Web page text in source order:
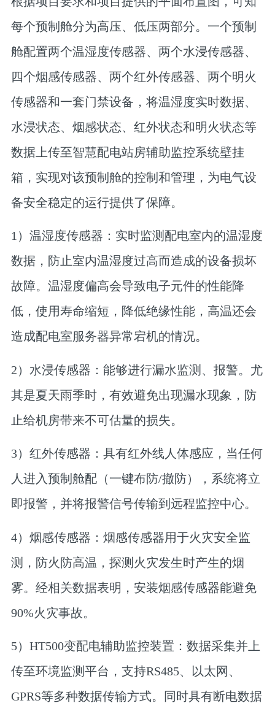
每个预制舱分为高压、低压两部分。一个预制
舱配置两个温湿度传感器、两个水浸传感器、
四个烟感传感器、两个红外传感器、两个明火
传感器和一套门禁设备，将温湿度实时数据、
水浸状态、烟感状态、红外状态和明火状态等
数据上传至智慧配电站房辅助监控系统壁挂
箱，实现对该预制舱的控制和管理，为电气设
备安全稳定的运行提供了保障。
1）温湿度传感器：实时监测配电室内的温湿度
数据，防止室内温湿度过高而造成的设备损坏
故障。温湿度偏高会导致电子元件的性能降
低，使用寿命缩短，降低绝缘性能，高温还会
造成配电室服务器异常宕机的情况。
2）水浸传感器：能够进行漏水监测、报警。尤
其是夏天雨季时，有效避免出现漏水现象，防
止给机房带来不可估量的损失。
3）红外传感器：具有红外线人体感应，当任何
人进入预制舱配（一键布防/撤防），系统将立
即报警，并将报警信号传输到远程监控中心。
4）烟感传感器：烟感传感器用于火灾安全监
测，防火防高温，探测火灾发生时产生的烟
雾。经相关数据表明，安装烟感传感器能避免
90%火灾事故。
5）HT500变配电辅助监控装置：数据采集并上
传至环境监测平台，支持RS485、以太网、
GPRS等多种数据传输方式。同时具有断电数据